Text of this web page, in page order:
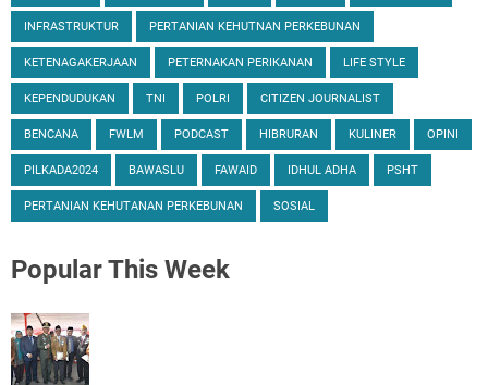
INFRASTRUKTUR PERTANIAN KEHUTNAN PERKEBUNAN
KETENAGAKERJAAN PETERNAKAN PERIKANAN LIFE STYLE
KEPENDUDUKAN TNI POLRI CITIZEN JOURNALIST
BENCANA FWLM PODCAST HIBRURAN KULINER OPINI
PILKADA2024 BAWASLU FAWAID IDHUL ADHA PSHT
PERTANIAN KEHUTANAN PERKEBUNAN SOSIAL
PopularThis Week